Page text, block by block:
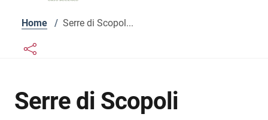
Home / Serre di Scopol...
Links condivisione social
Bottone condivisione social
Serre di Scopoli